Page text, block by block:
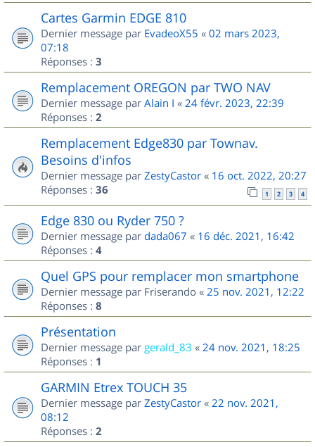
Cartes Garmin EDGE 810
Dernier message par EvadeoX55 « 02 mars 2023,
07:18
Réponses : 3
Remplacement OREGON par TWO NAV
Dernier message par Alain I « 24 févr. 2023, 22:39
Réponses : 2
Remplacement Edge830 par Townav.
Besoins d'infos
Dernier message par ZestyCastor « 16 oct. 2022, 20:27
Réponses : 36 1 2 3 4
Edge 830 ou Ryder 750 ?
Dernier message par dada067 « 16 déc. 2021, 16:42
Réponses : 4
Quel GPS pour remplacer mon smartphone
Dernier message par Friserando « 25 nov. 2021, 12:22
Réponses : 8
Présentation
Dernier message par gerald_83 « 24 nov. 2021, 18:25
Réponses : 1
GARMIN Etrex TOUCH 35
Dernier message par ZestyCastor « 22 nov. 2021,
08:12
Réponses : 2